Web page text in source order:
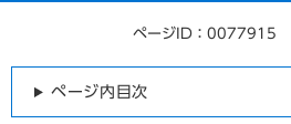
ページID：0077915
ページ内目次